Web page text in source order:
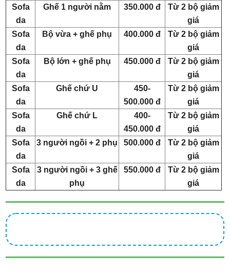
Sofa
da
Ghế 1 người nằm 350.000 đ
Từ 2 bộ giảm
giá
Sofa
da
Bộ vừa + ghế phụ 400.000 đ
Từ 2 bộ giảm
giá
Sofa
da
Bộ lớn + ghế phụ 450.000 đ
Từ 2 bộ giảm
giá
Sofa
da
Ghế chứ U
450-
500.000 đ
Từ 2 bộ giảm
giá
Sofa
da
Ghế chứ L
400-
450.000 đ
Từ 2 bộ giảm
giá
Sofa
da
3 người ngồi + 2 phụ 500.000 đ
Từ 2 bộ giảm
giá
Sofa
da
3 người ngồi + 3 ghế
phụ
550.000 đ
Từ 2 bộ giảm
giá